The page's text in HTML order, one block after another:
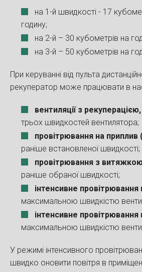
на 1-й швидкості - 17
годину;
на 2-й – 30 кубометрів на
на 3-й – 50 кубометрів на
При керуванні від пульта
рекуператор може працювати в
вентиляції з рекуперацією,
трьох швидкостей вентилятора;
провітрювання на приплив
раніше встановленої швидкості;
провітрювання з
раніше обраної швидкості;
інтенсивне провітрювання
максимальною швидкістю
інтенсивне
максимальною швидкістю
У режимі інтенсивного
швидко оновити повітря в